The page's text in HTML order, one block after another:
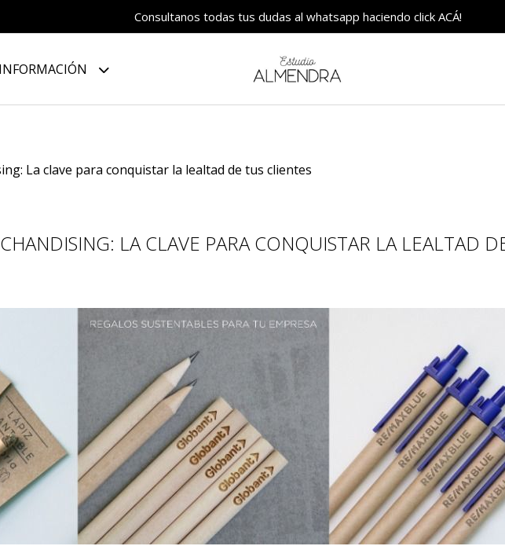
Consultanos todas tus dudas al whatsapp haciendo click ACÁ!
INFORMACIÓN
La clave para conquistar la lealtad de tus clientes
LA CLAVE PARA CONQUISTAR LA LEALTAD